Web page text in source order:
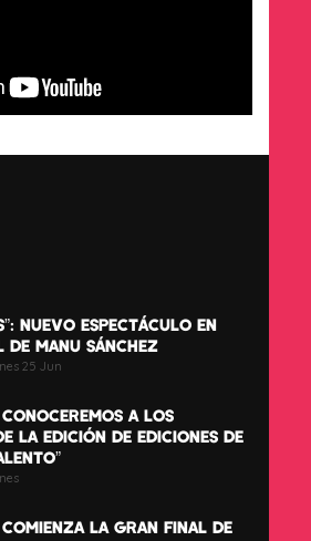
NUEVO ESPECTÁCULO EN
DE MANU SÁNCHEZ
25 Jun
A LOS
LA EDICIÓN DE EDICIONES DE
LA GRAN FINAL DE